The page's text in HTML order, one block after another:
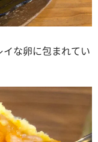
イな卵に包まれてい